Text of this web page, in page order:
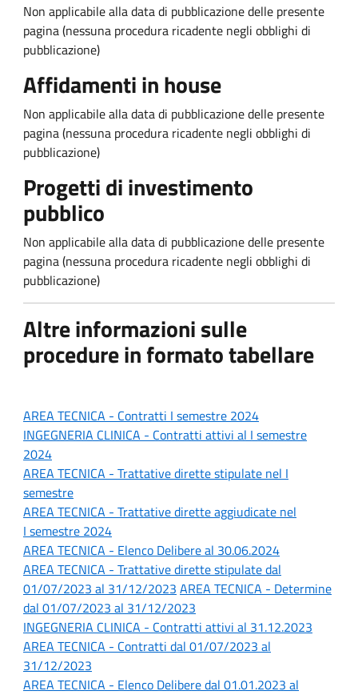
Non applicabile alla data di pubblicazione delle presente
pagina (nessuna procedura ricadente negli obblighi di
pubblicazione)
Affidamenti in house
Non applicabile alla data di pubblicazione delle presente
pagina (nessuna procedura ricadente negli obblighi di
pubblicazione)
Progetti di investimento
pubblico
Non applicabile alla data di pubblicazione delle presente
pagina (nessuna procedura ricadente negli obblighi di
pubblicazione)
Altre informazioni sulle
procedure in formato tabellare
AREA TECNICA - Contratti I semestre 2024
INGEGNERIA CLINICA - Contratti attivi al I semestre
2024
AREA TECNICA - Trattative dirette stipulate nel I
semestre
AREA TECNICA - Trattative dirette aggiudicate nel
I semestre 2024
AREA TECNICA - Elenco Delibere al 30.06.2024
AREA TECNICA - Trattative dirette stipulate dal
01/07/2023 al 31/12/2023 AREA TECNICA - Determine
dal 01/07/2023 al 31/12/2023
INGEGNERIA CLINICA - Contratti attivi al 31.12.2023
AREA TECNICA - Contratti dal 01/07/2023 al
31/12/2023
AREA TECNICA - Elenco Delibere dal 01.01.2023 al